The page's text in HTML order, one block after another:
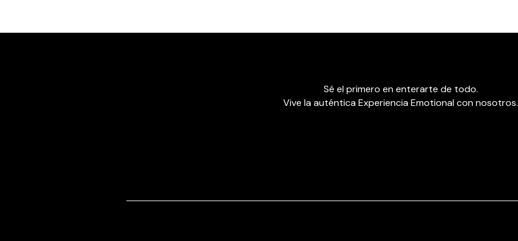
Sé el primero en enterarte de todo.
Vive la auténtica Experiencia Emotional con nosotros.